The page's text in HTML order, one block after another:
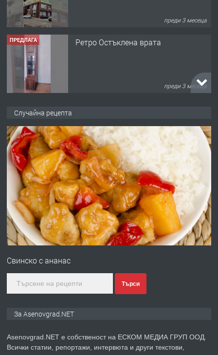
преди 3 месеца
ПРЕДЛАГА Ретро Остъклена врата
преди 3 месеца
преди 10 месеца
ПРЕДЛАГА
Професионална броячна машина -
със сертификат от ЕЦБ
преди 1 година
ПРЕДЛАГА
Професионална зеленчукорезачка
преди 2 години
Случайна рецепта
Свинско с ананас
Търси
За Asenovgrad.NET
Asenovgrad.NET е собственост на ЕСКОМ МЕДИА ГРУП ООД.
Всички статии, репортажи, интервюта и други текстови,